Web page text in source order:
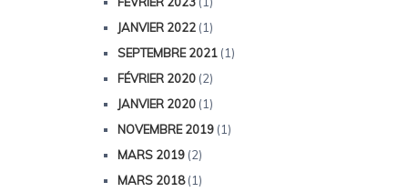
JANVIER 2022(1)
SEPTEMBRE 2021(1)
FÉVRIER 2020(2)
JANVIER 2020(1)
NOVEMBRE 2019(1)
MARS 2019(2)
MARS 2018(1)